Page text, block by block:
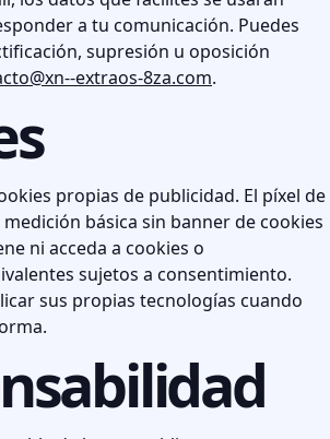
a tu comunicación. Puedes
supresión u oposición
extraos-8za.com.
propias de publicidad. El píxel de
básica sin banner de cookies
ni acceda a cookies o
sujetos a consentimiento.
sus propias tecnologías cuando